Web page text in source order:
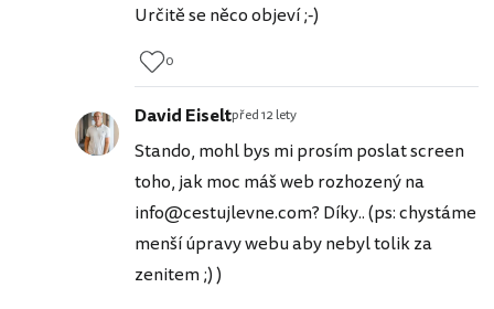
Určitě se něco objeví ;-)
0
David Eiseltpřed 12 lety
Stando, mohl bys mi prosím poslat screen
toho, jak moc máš web rozhozený na
info@cestujlevne.com? Díky.. (ps: chystáme
menší úpravy webu aby nebyl tolik za
zenitem ;) )